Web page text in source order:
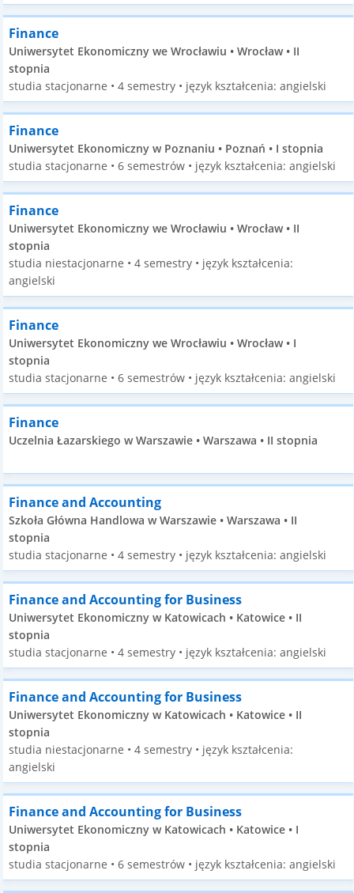
Finance
Uniwersytet Ekonomiczny we Wrocławiu • Wrocław • II
stopnia
studia stacjonarne • 4 semestry • język kształcenia: angielski
Finance
Uniwersytet Ekonomiczny w Poznaniu • Poznań • I stopnia
studia stacjonarne • 6 semestrów • język kształcenia: angielski
Finance
Uniwersytet Ekonomiczny we Wrocławiu • Wrocław • II
stopnia
studia niestacjonarne • 4 semestry • język kształcenia:
angielski
Finance
Uniwersytet Ekonomiczny we Wrocławiu • Wrocław • I
stopnia
studia stacjonarne • 6 semestrów • język kształcenia: angielski
Finance
Uczelnia Łazarskiego w Warszawie • Warszawa • II stopnia
Finance and Accounting
Szkoła Główna Handlowa w Warszawie • Warszawa • II
stopnia
studia stacjonarne • 4 semestry • język kształcenia: angielski
Finance and Accounting for Business
Uniwersytet Ekonomiczny w Katowicach • Katowice • II
stopnia
studia stacjonarne • 4 semestry • język kształcenia: angielski
Finance and Accounting for Business
Uniwersytet Ekonomiczny w Katowicach • Katowice • II
stopnia
studia niestacjonarne • 4 semestry • język kształcenia:
angielski
Finance and Accounting for Business
Uniwersytet Ekonomiczny w Katowicach • Katowice • I
stopnia
studia stacjonarne • 6 semestrów • język kształcenia: angielski